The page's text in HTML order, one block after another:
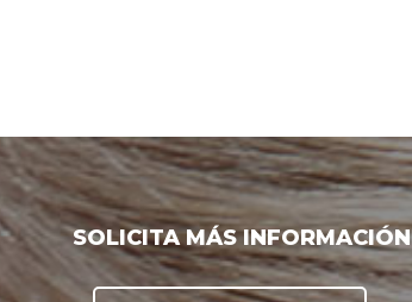
SOLICITA MÁS INFORMACIÓN